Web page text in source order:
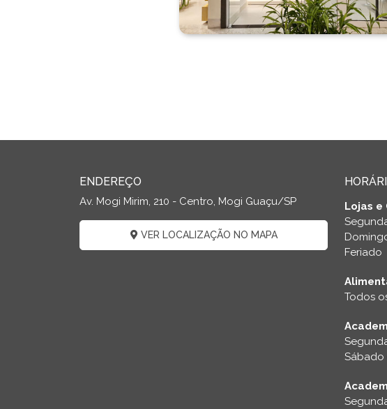
ENDEREÇO
Av. Mogi Mirim, 210 - Centro, Mogi Guaçu/SP
VER LOCALIZAÇÃO NO MAPA
Lojas e
Feriado
Todos